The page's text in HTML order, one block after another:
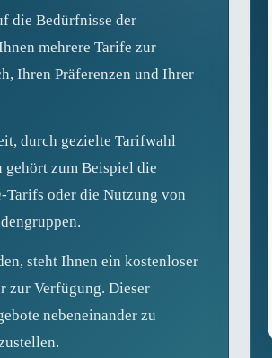
die Bedürfnisse der
mehrere Tarife zur
Ihren Präferenzen und Ihrer
durch gezielte Tarifwahl
zum Beispiel die
-Tarifs oder die Nutzung von
steht Ihnen ein kostenloser
zur Verfügung. Dieser
nebeneinander zu